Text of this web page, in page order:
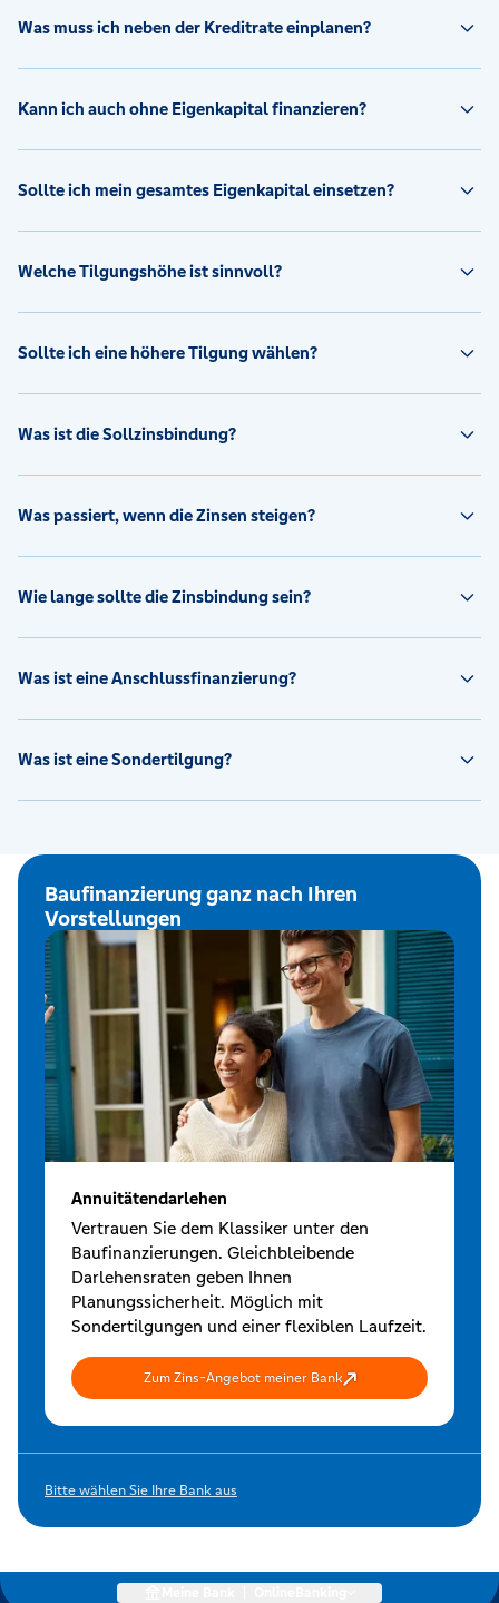
Was muss ich neben der Kreditrate einplanen?
Kann ich auch ohne Eigenkapital finanzieren?
Sollte ich mein gesamtes Eigenkapital einsetzen?
Welche Tilgungshöhe ist sinnvoll?
Sollte ich eine höhere Tilgung wählen?
Was ist die Sollzinsbindung?
Was passiert, wenn die Zinsen steigen?
Wie lange sollte die Zinsbindung sein?
Was ist eine Anschlussfinanzierung?
Was ist eine Sondertilgung?
Baufinanzierung ganz nach Ihren
Vorstellungen
Annuitätendarlehen
Vertrauen Sie dem Klassiker unter den
Baufinanzierungen. Gleichbleibende
Darlehensraten geben Ihnen
Planungssicherheit. Möglich mit
Sondertilgungen und einer flexiblen Laufzeit.
Zum Zins-Angebot meiner Bank
Bitte wählen Sie Ihre Bank aus